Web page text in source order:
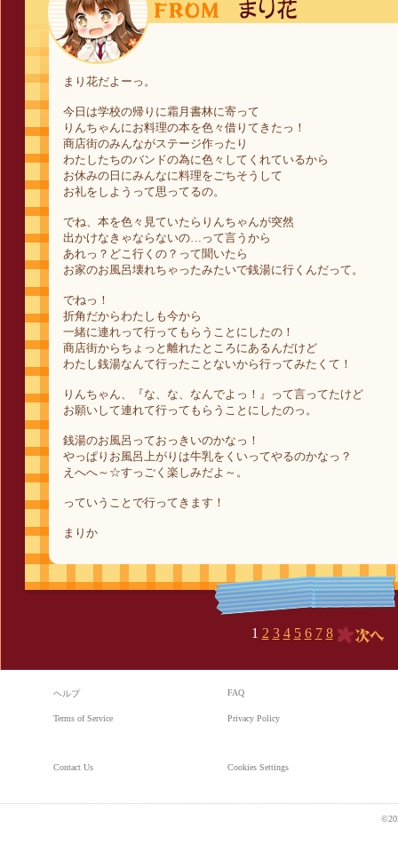
まり花だよーっ。
今日は学校の帰りに霜月書林に寄って
りんちゃんにお料理の本を色々借りてきたっ！
商店街のみんながステージ作ったり
わたしたちのバンドの為に色々してくれているから
お休みの日にみんなに料理をごちそうして
お礼をしようって思ってるの。
でね、本を色々見ていたらりんちゃんが突然
出かけなきゃならないの…って言うから
あれっ？どこ行くの？って聞いたら
お家のお風呂壊れちゃったみたいで銭湯に行くんだって。
でねっ！
折角だからわたしも今から
一緒に連れって行ってもらうことにしたの！
商店街からちょっと離れたところにあるんだけど
わたし銭湯なんて行ったことないから行ってみたくて！
りんちゃん、『な、な、なんでよっ！』って言ってたけど
お願いして連れて行ってもらうことにしたのっ。
銭湯のお風呂っておっきいのかなっ！
やっぱりお風呂上がりは牛乳をくいってやるのかなっ？
えへへ～☆すっごく楽しみだよ～。
っていうことで行ってきます！
まりか
1 2 3 4 5 6 7 8
ヘルプ FAQ
Terms of Service Privacy Policy
Contact Us Cookies Settings